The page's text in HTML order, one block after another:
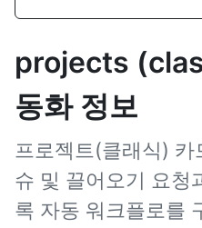
projects
동화 정보
프로젝트(클래식)
슈 및 끌어오기 요청
록 자동 워크플로를